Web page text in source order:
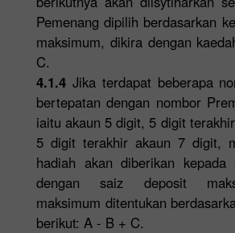
Pemenang dipilih berdasarkan
maksimum, dikira dengan
C.
4.1.4 Jika terdapat beberapa
bertepatan dengan nombor
iaitu akaun 5 digit, 5 digit
5 digit terakhir akaun 7 digit,
hadiah akan diberikan kepada
dengan saiz deposit
maksimum ditentukan
berikut: A - B + C.